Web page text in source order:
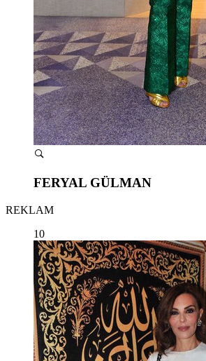
FERYAL GÜLMAN
REKLAM
10